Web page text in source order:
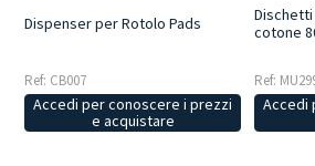
Dispenser per Rotolo Pads
Ref: CB007
Accedi per conoscere i prezzi
e acquistare
cotone
Ref:
Accedi